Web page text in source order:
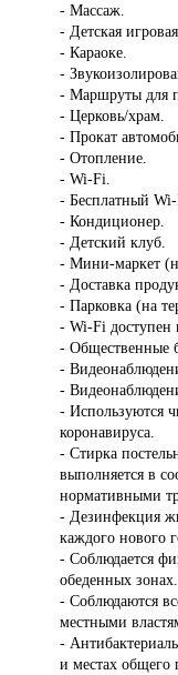
- Массаж.
- Детская
- Караоке.
-
- Маршруты для
- Церковь/храм.
- Прокат
- Отопление.
- Wi-Fi.
- Бесплатный
- Кондиционер.
- Детский клуб.
- Мини-маркет
- Доставка
- Парковка (на
- Wi-Fi доступен
- Общественные
-
-
- Используются
коронавируса.
- Стирка
выполняется в
нормативными
- Дезинфекция
каждого нового
- Соблюдается
обеденных зонах.
- Соблюдаются
местными
-
и местах общего